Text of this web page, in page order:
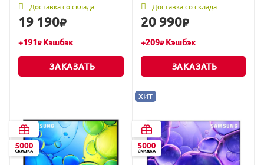
Доставка со склада
19 190₽
+191 ₽Кэшбэк
ЗАКАЗАТЬ
Доставка со склада
20 990₽
+209₽Кэшбэк
ЗАКАЗАТЬ
ХИТ